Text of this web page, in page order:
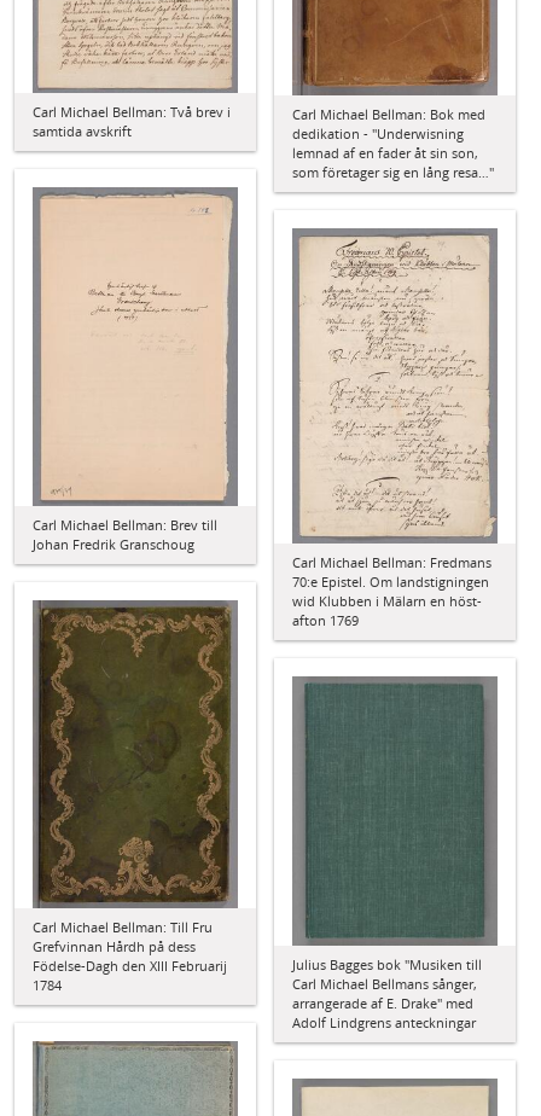
Carl Michael Bellman: Bok med
dedikation - "Underwisning
lemnad af en fader åt sin son,
som företager sig en lång resa…"
Carl Michael Bellman: Två brev i
samtida avskrift
Carl Michael Bellman: Brev till
Johan Fredrik Granschoug
Carl Michael Bellman: Fredmans
70:e Epistel. Om landstigningen
wid Klubben i Mälarn en höst-
afton 1769
Carl Michael Bellman: Till Fru
Grefvinnan Hårdh på dess
Födelse-Dagh den XIII Februarij
1784
Julius Bagges bok "Musiken till
Carl Michael Bellmans sånger,
arrangerade af E. Drake" med
Adolf Lindgrens anteckningar